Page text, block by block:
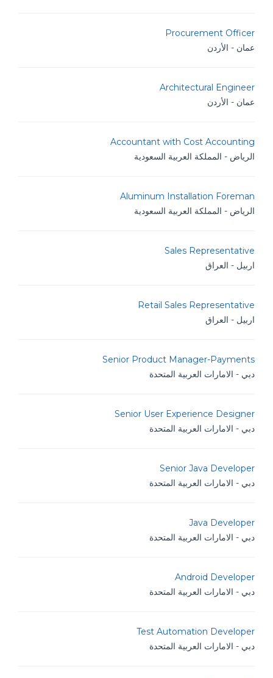
Procurement Officer
عمان - الأردن
Architectural Engineer
عمان - الأردن
Accountant with Cost Accounting
الرياض - المملكة العربية السعودية
Aluminum Installation Foreman
الرياض - المملكة العربية السعودية
Sales Representative
اربيل - العراق
Retail Sales Representative
اربيل - العراق
Senior Product Manager-Payments
دبي - الامارات العربية المتحدة
Senior User Experience Designer
دبي - الامارات العربية المتحدة
Senior Java Developer
دبي - الامارات العربية المتحدة
Java Developer
دبي - الامارات العربية المتحدة
Android Developer
دبي - الامارات العربية المتحدة
Test Automation Developer
دبي - الامارات العربية المتحدة